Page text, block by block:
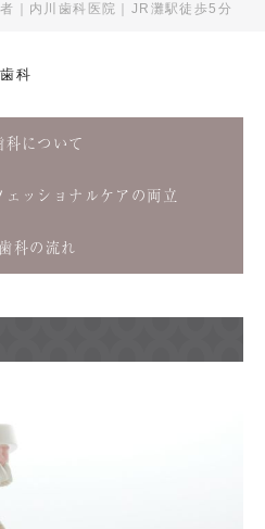
｜内川歯科医院｜JR灘駅徒歩5分
科
科について
ッショナルケアの両立
科の流れ